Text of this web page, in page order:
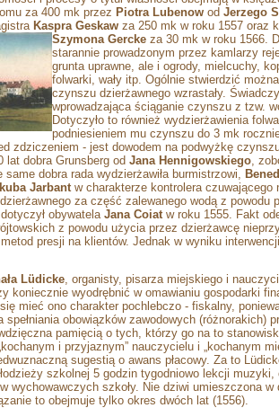
za 400 mk przez Piotra Lubenow od Jerzego
Kaspra Geskaw za 250 mk w roku 1557 oraz
Szymona Gercke za 30 mk w roku 1566.
starannie prowadzonym przez kamlarzy
grunta uprawne, ale i ogrody, mielcuchy,
folwarki, wały itp. Ogólnie stwierdzić
czynszu dzierżawnego wzrastały.
wprowadzająca ściąganie czynszu z tzw.
Dotyczyło to również wydzierżawienia
podniesieniem mu czynszu do 3 mk
zdziczeniem - jest dowodem na podwyżkę
lat dobra Grunsberg od Jana Hennigowskiego,
dobra rada wydzierżawiła burmistrzowi,
Jarbantw charakterze kontrolera
za część zalewanego wodą z powodu
obywatelaJana Coiatw roku 1555. Fakt
z powodu użycia przez dzierżawcę
presji na klientów. Jednak w wyniku
Lüdicke, organisty, pisarza miejskiego i
koniecznie wyodrębnić w omawianiu gospodarki
mieć ono charakter pochlebczo - fiskalny,
spełniania obowiązków zawodowych (różnorakich)
pamięcią o tych, którzy go na to
i przyjaznym” nauczycielu i „kochanym
sugestią o awans płacowy. Za to
szkolnej 5 godzin tygodniowo lekcji muzyki,
wychowawczych szkoły. Nie dziwi umieszczona w
to obejmuje tylko okres dwóch lat (1556).